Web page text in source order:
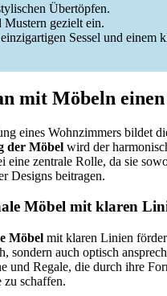
Übertöpfen.
Mustern gezielt ein.
Sessel und einem
mit Möbeln
eines Wohnzimmers bildet
der Möbel wird der
eine zentrale Rolle, da sie
Designs beitragen.
Möbel mit klaren
Möbel mit klaren Linien
sondern auch optisch
und Regale, die durch ihre
zu schaffen.